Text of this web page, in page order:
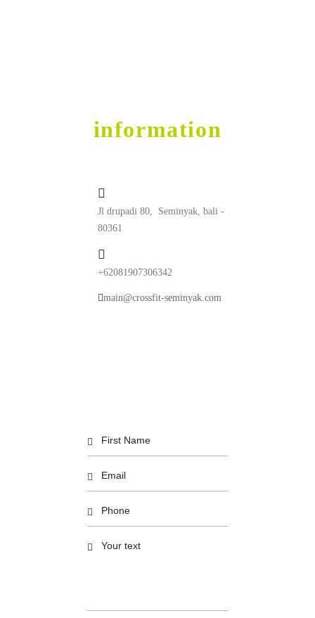
information
Jl drupadi 80, Seminyak, bali -
80361
+62081907306342
main@crossfit-seminyak.com